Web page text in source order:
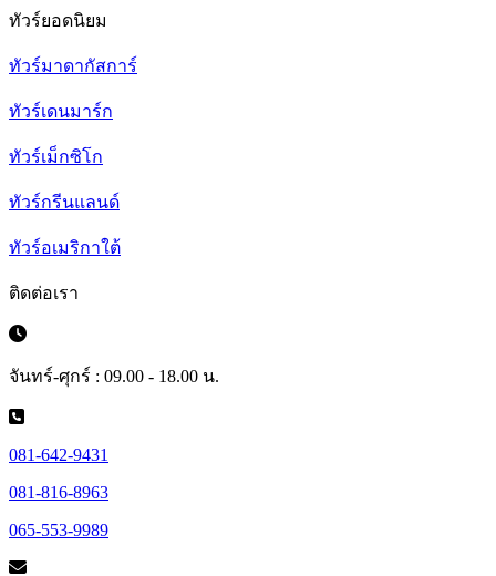
ทัวร์ยอดนิยม
ทัวร์มาดากัสการ์
ทัวร์เดนมาร์ก
ทัวร์เม็กซิโก
ทัวร์กรีนแลนด์
ทัวร์อเมริกาใต้
ติดต่อเรา
จันทร์-ศุกร์ : 09.00 - 18.00 น.
081-642-9431
081-816-8963
065-553-9989